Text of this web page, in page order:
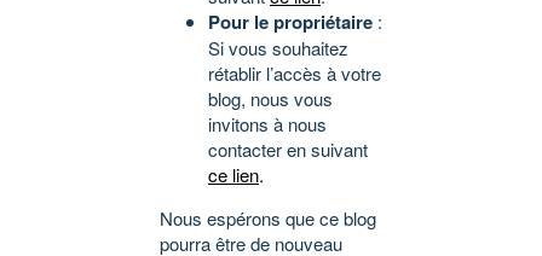
Pour le propriétaire :
Si vous souhaitez
rétablir l’accès à votre
blog, nous vous
invitons à nous
contacter en suivant
ce lien.
Nous espérons que ce blog
pourra être de nouveau